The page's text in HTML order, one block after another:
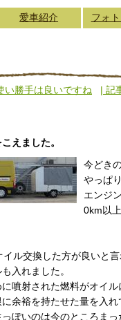
愛車紹介 フォ
い勝手は良いですね | 記
えました。
今どき
やっぱ
エンジ
0km以
ル交換した方が良いと
入れました。
噴射された燃料がオイ
余裕を持たせた量を入
ぽいのは今のところま